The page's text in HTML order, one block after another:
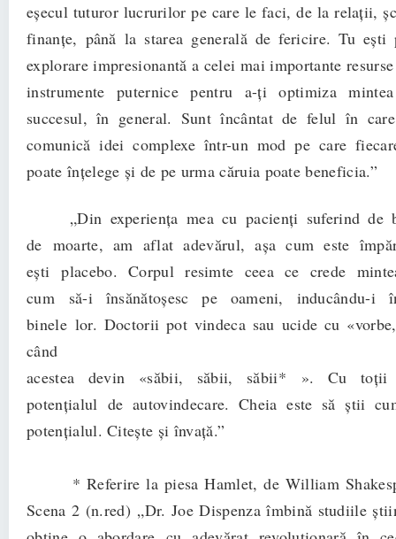
eşecul tuturor lucrurilor pe care le faci, de la relaţii,
finanţe, până la starea generală de fericire. Tu ești
explorare impresionantă a celei mai importante
instrumente puternice pentru a-ți optimiza
succesul, în general. Sunt încântat de felul în
comunică idei complexe într-un mod pe care
poate înţelege şi de pe urma căruia poate beneficia.”
„Din experienţa mea cu pacienţi suferind de
de moarte, am aflat adevărul, aşa cum este
eşti placebo. Corpul resimte ceea ce crede
cum să-i însănătoșesc pe oameni, inducându-i
binele lor. Doctorii pot vindeca sau ucide cu
când
acestea devin «săbii, săbii, săbii* ». Cu
potenţialul de autovindecare. Cheia este să ştii
potenţialul. Citeşte şi învaţă.”
* Referire la piesa Hamlet, de William
Scena 2 (n.red) „Dr. Joe Dispenza îmbină studiile